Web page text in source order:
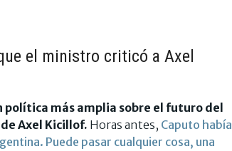
el ministro criticó a Axel
política más amplia sobre el futuro del
Axel Kicillof. Horas antes, Caputo había
Puede pasar cualquier cosa, una